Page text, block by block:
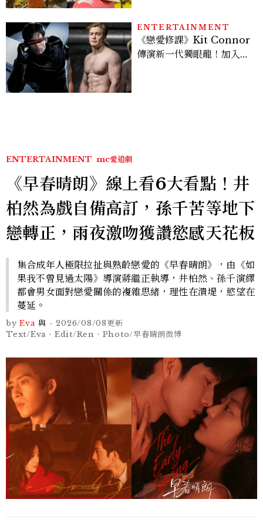
ENTERTAINMENT
《戀愛修課》Kit Connor
傳演新一代獨眼龍！加入新
ENTERTAINMENT mc愛追劇
《早春晴朗》線上看6大看點！井
柏然為戲自備高訂，孫千苦等地下
戀轉正，雨夜激吻獲讚慾感天花板
集合成年人極限拉扯與熟齡戀愛的《早春晴朗》，由《如
果我不曾見過太陽》導演蔣繼正執導，井柏然、孫千演繹
都會男女面對戀愛關係的複雜思緒，理性在潰堤，慾望在
蔓延。
by Eva 與 -2026/08/08更新
Text/Eva、Edit/Ren、Photo/早春晴朗微博